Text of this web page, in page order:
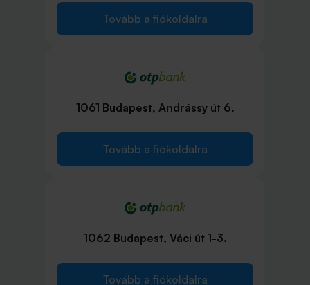
Tovább a fiókoldalra
1061 Budapest, Andrássy út 6.
Tovább a fiókoldalra
1062 Budapest, Váci út 1-3.
Tovább a fiókoldalra